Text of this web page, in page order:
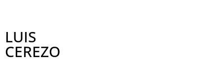
LUIS
CEREZO